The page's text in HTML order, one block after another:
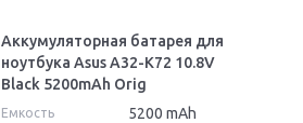
Аккумуляторная батарея для
ноутбука Asus A32-K72 10.8V
Black 5200mAh Orig
Емкость 5200 mAh